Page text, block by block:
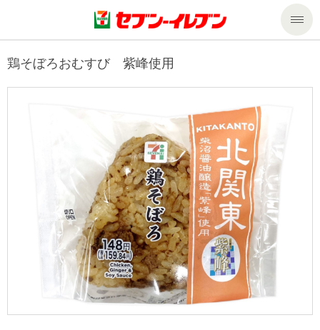
商品のご案内
商品カテゴリ一覧
セブンプレミアム
食の安全・安心への取組み
サービストップ
nanacoトップ
マルチコピー機でできること
マルチコピー機でできることトップ
便利なサービス
企業情報トップ
ニュースリリース
私たちの取組み
サステナビリティ
サステナビリティトップ
鶏そぼろおむすび 紫峰使用